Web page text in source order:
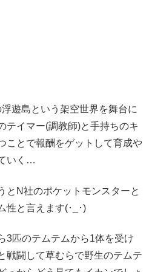
遊島という架空世界を舞台に
イマー(調教師)と手持ちのキ
ことで報酬をゲットして育成や
いく…
とN社のポケットモンスターと
性と言えます(･_･)
3匹のテムテムから1体を受け
戦闘して草むらで野生のテムテ